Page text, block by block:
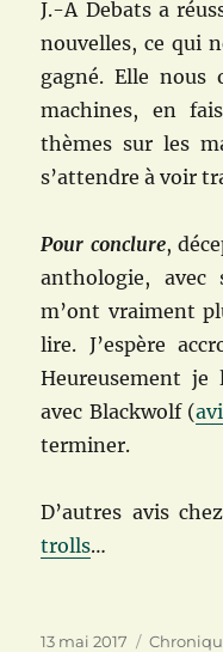
J.-A Debats a
nouvelles, ce qui
gagné. Elle
machines, en
thèmes sur les
s’attendre à voir
Pour conclure,
anthologie, avec
m’ont vraiment
lire. J’espère
Heureusement je
avec Blackwolf (
terminer.
D’autres avis
trolls…
Publié
13 mai 2017